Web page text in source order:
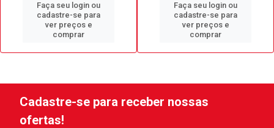
Faça seu login ou
cadastre-se para
ver preços e
comprar
Faça seu login ou
cadastre-se para
ver preços e
comprar
Cadastre-se para receber nossas
ofertas!